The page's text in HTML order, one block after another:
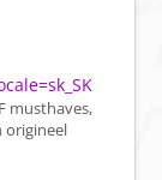
musthaves,
origineel